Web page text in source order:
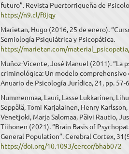
futuro”. Revista Puertorriqueña de
https://n9.cl/f8jqy
Marietan, Hugo (2016, 25 de enero).
Semiología Psiquiátrica y Psicopática.
https://marietan.com/
Muñoz-Vicente, José Manuel (2011). “La
criminológica: Un modelo comprehensivo
Anuario de Psicología Jurídica, 21, pp. 57-
Nummenmaa, Lauri, Lasse Lukkarinen,
Seppälä, Tomi Karjalainen, Henry
Venetjoki, Marja Salomaa, Päivi Rautio,
Tiihonen (2021). “Brain Basis of
General Population”. Cerebral Cortex,
https://doi.org/10.1093/cercor/bhab072